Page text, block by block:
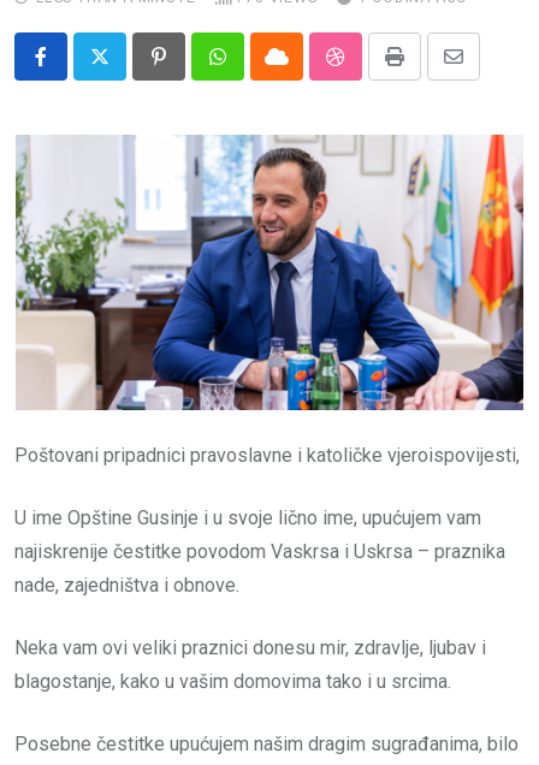
Impressum
PinterestWhatsappCloud StumbleUpon
Print
Share
Email
Poštovani pripadnici pravoslavne i katoličke vjeroispovijesti,
U ime Opštine Gusinje i u svoje lično ime, upućujem vam
najiskrenije čestitke povodom Vaskrsa i Uskrsa – praznika
nade, zajedništva i obnove.
Neka vam ovi veliki praznici donesu mir, zdravlje, ljubav i
blagostanje, kako u vašim domovima tako i u srcima.
Posebne čestitke upućujem našim dragim sugrađanima, bilo